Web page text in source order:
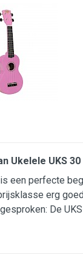
Ukelele UKS 30
een perfecte
erg
De